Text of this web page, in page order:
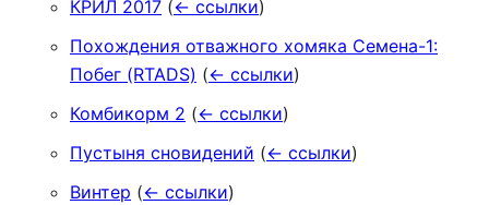
КРИЛ 2017 (← ссылки)
Похождения отважного хомяка Семена-1:
Побег (RTADS) (← ссылки)
Комбикорм 2 (← ссылки)
Пустыня сновидений (← ссылки)
Винтер (← ссылки)